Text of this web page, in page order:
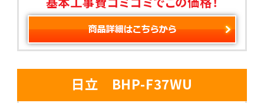
日立 BHP-F37WU